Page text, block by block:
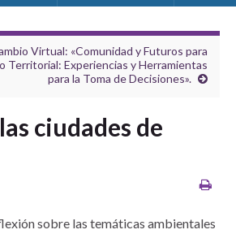
Virtual: «Comunidad y Futuros para
Territorial: Experiencias y Herramientas
para la Toma de Decisiones».
ciudades de
sobre las temáticas ambientales